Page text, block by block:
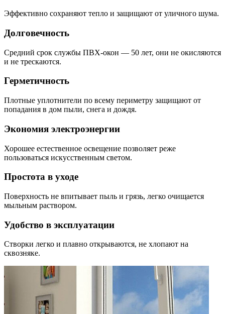
Эффективно сохраняют тепло и защищают от уличного шума.
Долговечность
Средний срок службы ПВХ-окон — 50 лет, они не окисляются
и не трескаются.
Герметичность
Плотные уплотнители по всему периметру защищают от
попадания в дом пыли, снега и дождя.
Экономия электроэнергии
Хорошее естественное освещение позволяет реже
пользоваться искусственным светом.
Простота в уходе
Поверхность не впитывает пыль и грязь, легко очищается
мыльным раствором.
Удобство в эксплуатации
Створки легко и плавно открываются, не хлопают на
сквозняке.